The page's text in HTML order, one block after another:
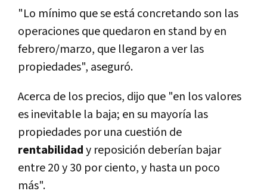
"Lo mínimo que se está concretando son las
operaciones que quedaron en stand by en
febrero/marzo, que llegaron a ver las
propiedades", aseguró.
Acerca de los precios, dijo que "en los valores
es inevitable la baja; en su mayoría las
propiedades por una cuestión de
rentabilidady reposición deberían bajar
entre 20 y 30 por ciento, y hasta un poco
más".